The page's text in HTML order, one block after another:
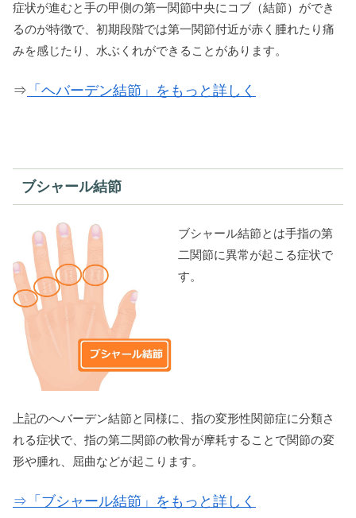
症状が進むと手の甲側の第一関節中央にコブ（結節）ができ
るのが特徴で、初期段階では第一関節付近が赤く腫れたり痛
みを感じたり、水ぶくれができることがあります。
⇒ 「ヘバーデン結節」をもっと詳しく
ブシャール結節
ブシャール結節とは手指の第
二関節に異常が起こる症状で
す。
上記のへバーデン結節と同様に、指の変形性関節症に分類さ
れる症状で、指の第二関節の軟骨が摩耗することで関節の変
形や腫れ、屈曲などが起こります。
⇒「ブシャール結節」をもっと詳しく